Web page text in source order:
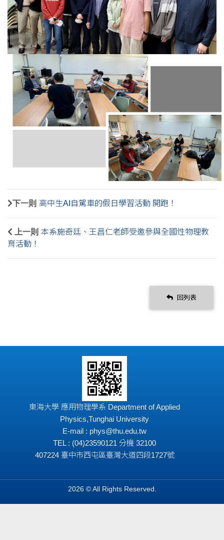
下一則 高中生AI自駕車的假日學習活動 開跑！
上一則 本系施奇廷、王昌仁老師受邀參與全國性物理教
育活動！
回列表
東海大學 應用物理學系 Department of Applied
Physics,Tunghai University
E-mail : phys@thu.edu.tw
TEL : (04)23590121 分機 32100
407224 臺中市西屯區臺灣大道四段1727號
2026 © All Rights Reserved.